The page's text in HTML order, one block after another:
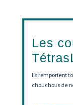
Les
Ils remportent
chouchous de